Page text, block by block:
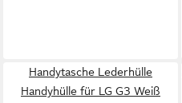
Handytasche Lederhülle
Handyhülle für LG G3 Weiß